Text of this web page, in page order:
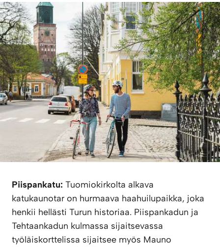
Piispankatu: Tuomiokirkolta alkava
katukaunotar on hurmaava haahuilupaikka, joka
henkii hellästi Turun historiaa. Piispankadun ja
Tehtaankadun kulmassa sijaitsevassa
työläiskorttelissa sijaitsee myös Mauno